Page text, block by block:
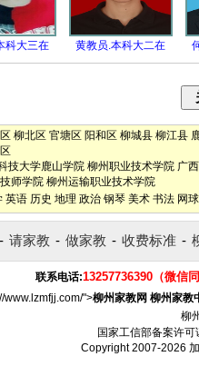
科大三在 黄教员.本科大二在
柳北区 官塘区 阳和区 柳城县 柳江县
技大学鹿山学院 柳州职业技术学院 广
师学院 柳州运输职业技术学院
英语 历史 地理 政治 钢琴 美术 书法 网球
- 请家教 - 做家教 - 收费标准 -
联系电话:13257736390（微信
www.lzmfjj.com/">柳州家教网 柳州家教
柳
国家工信部备案许可
Copyright 2007-2026